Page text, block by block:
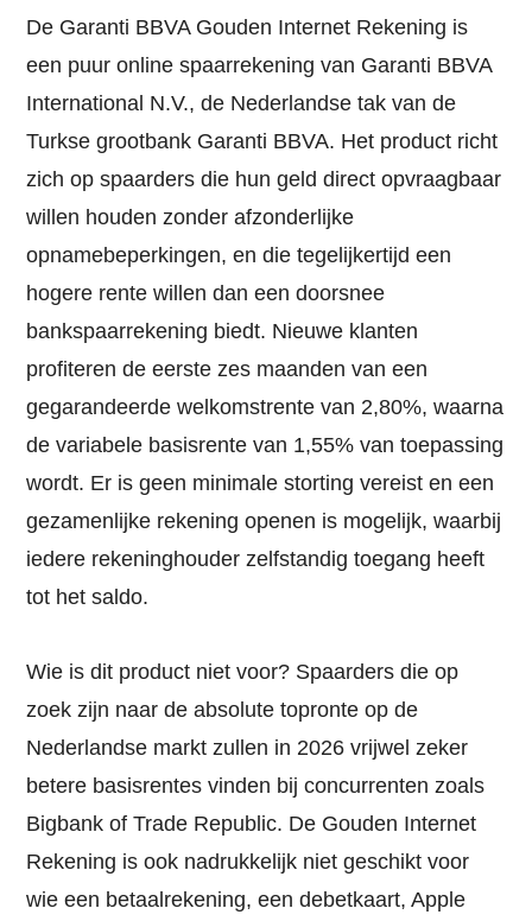
De Garanti BBVA Gouden Internet Rekening is
een puur online spaarrekening van Garanti BBVA
International N.V., de Nederlandse tak van de
Turkse grootbank Garanti BBVA. Het product richt
zich op spaarders die hun geld direct opvraagbaar
willen houden zonder afzonderlijke
opnamebeperkingen, en die tegelijkertijd een
hogere rente willen dan een doorsnee
bankspaarrekening biedt. Nieuwe klanten
profiteren de eerste zes maanden van een
gegarandeerde welkomstrente van 2,80%, waarna
de variabele basisrente van 1,55% van toepassing
wordt. Er is geen minimale storting vereist en een
gezamenlijke rekening openen is mogelijk, waarbij
iedere rekeninghouder zelfstandig toegang heeft
tot het saldo.
Wie is dit product niet voor? Spaarders die op
zoek zijn naar de absolute topronte op de
Nederlandse markt zullen in 2026 vrijwel zeker
betere basisrentes vinden bij concurrenten zoals
Bigbank of Trade Republic. De Gouden Internet
Rekening is ook nadrukkelijk niet geschikt voor
wie een betaalrekening, een debetkaart, Apple